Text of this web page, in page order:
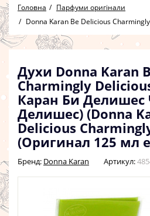
Головна
Парфуми оригінали
Donna Karan Be Delicious
Духи Donna Karan
Charmingly
Каран Би
Делишес) (Donna
Delicious
(Оригинал 125 мл
Бренд: Donna Karan Артикул: